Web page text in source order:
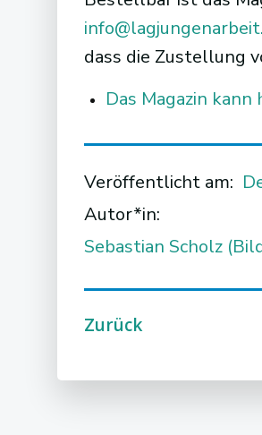
dass die Zustellung
Das Magazin
Veröffentlicht am:
Autor*in:
Sebastian Scholz
Post
Zurück